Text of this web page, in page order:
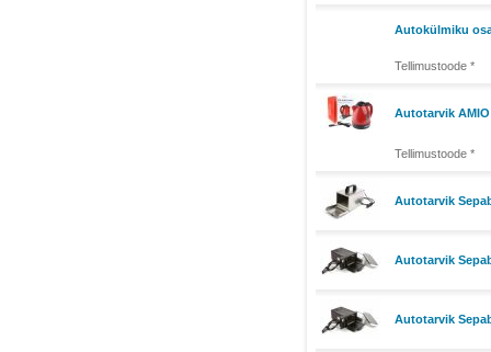
Autokülmiku
Tellimustoode *
Autotarvik AMIO
Tellimustoode *
Autotarvik
Autotarvik
Autotarvik